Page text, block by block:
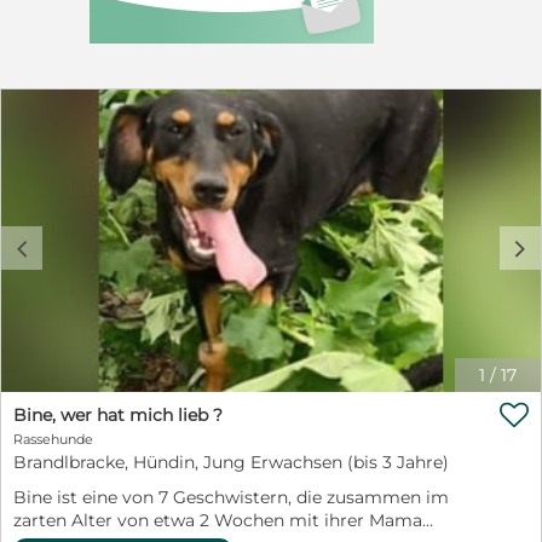
ist kastriert-Herkunft: Bulgarien / Stara
SagoraAufenthaltsort: Bulgarien / Stara SagoraDie
Hunde- und Katzenglück Bulgarien.Wenn Marie gefällt
freuen wir uns auf eine ernstgemeinte Nachricht von
Facebookseite:https://www.facebook.com/bulgariahappyend/
Facebook-
Gruppe:https://www.facebook.com/groups/
Birgit FrankenHandynummer: 0170 4316347Über
Facebook:https://www.facebook.com/birgit.franken.754Seid
Ihr Marieś Reiseziel ?
1 / 17
c d
Bine, wer hat mich lieb ?
Rassehunde
Brandlbracke, Hündin, Jung Erwachsen (bis 3 Jahre)
Bine ist eine von 7 Geschwistern, die zusammen im
zarten Alter von etwa 2 Wochen mit ihrer Mama
